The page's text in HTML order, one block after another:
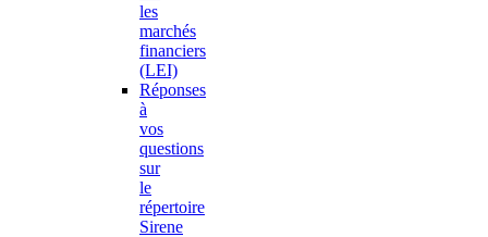
les
marchés
financiers
(LEI)
Réponses
à
vos
questions
sur
le
répertoire
Sirene